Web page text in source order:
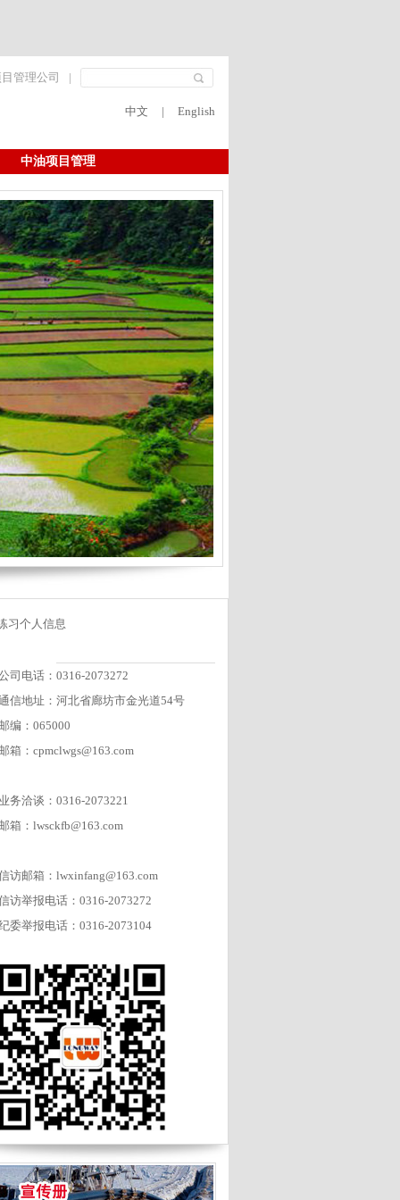
管理公司 |
中文 | English
中油项目管理
习个人信息
司电话：0316-2073272
信地址：河北省廊坊市金光道54号
编：065000
箱：cpmclwgs@163.com
务洽谈：0316-2073221
箱：lwsckfb@163.com
访邮箱：lwxinfang@163.com
访举报电话：0316-2073272
委举报电话：0316-2073104